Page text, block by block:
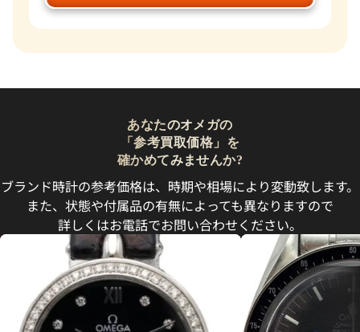
あなたのオメガの
「参考買取価格」を
確かめてみませんか?
ブランド時計の参考価格は、時期や相場により変動致します。
また、状態や付属品の有無によっても異なりますので
詳しくはお電話でお問い合わせください。